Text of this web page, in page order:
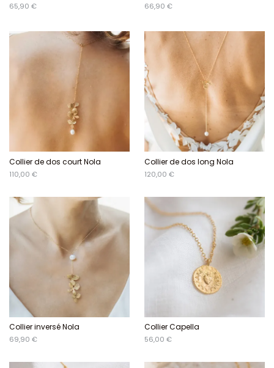
65,90 € 66,90 €
Collier de dos court Nola
110,00 €
Collier de dos long Nola
120,00 €
Collier inversé Nola
69,90 €
Collier Capella
56,00 €